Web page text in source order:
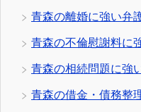
青森の離婚に強い弁
青森の不倫慰謝料に
青森の相続問題に強
青森の借金・債務整